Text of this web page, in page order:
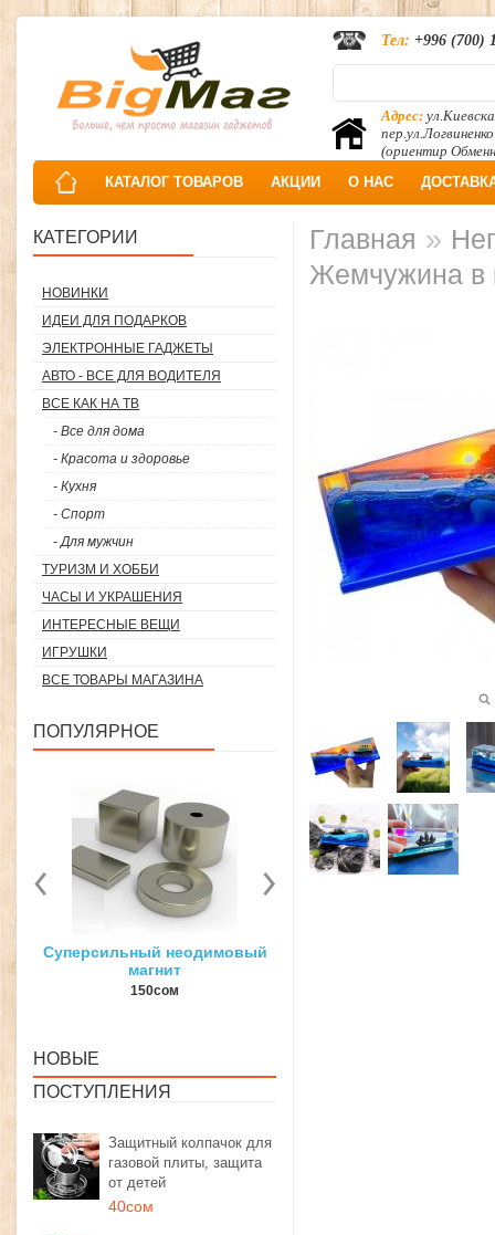
Адрес:
пер.ул.Логвиненко
(ориентир
Тел: +996 (700)
КАТАЛОГ ТОВАРОВ АКЦИИ О НАС
КАТЕГОРИИ
НОВИНКИ
ИДЕИ ДЛЯ ПОДАРКОВ
ЭЛЕКТРОННЫЕ ГАДЖЕТЫ
АВТО - ВСЕ ДЛЯ ВОДИТЕЛЯ
ВСЕ КАК НА ТВ
- Все для дома
- Красота и здоровье
- Кухня
- Спорт
- Для мужчин
ТУРИЗМ И ХОББИ
ЧАСЫ И УКРАШЕНИЯ
ИНТЕРЕСНЫЕ ВЕЩИ
ИГРУШКИ
ВСЕ ТОВАРЫ МАГАЗИНА
ПОПУЛЯРНОЕ
3D ручка для объемного
рисования
1350сом 1190сом
НОВЫЕ
ПОСТУПЛЕНИЯ
Защитный колпачок для
газовой плиты, защита
от детей
40сом
Главная »
Жемчужина в